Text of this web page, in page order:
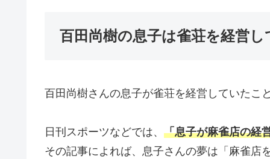
百田尚樹の息子は雀荘を経営し
百田尚樹さんの息子が雀荘を経営していたこ
日刊スポーツなどでは、 「息子が麻雀店の経
その記事によれば、息子さんの夢は「麻雀店